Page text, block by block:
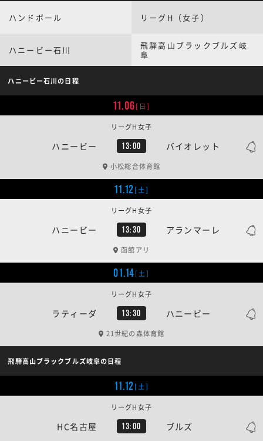
ハンドボール リーグH（女子）
ハニービー石川
飛騨高山ブラックブルズ岐
阜
ハニービー石川の日程
11.06[日]
ハニービー 13:00 バイオレット
リーグH女子
小松総合体育館
11.12[土]
ハニービー 13:30 アランマーレ
リーグH女子
函館アリ
01.14[土]
ラティーダ 13:30 ハニービー
リーグH女子
21世紀の森体育館
飛騨高山ブラックブルズ岐阜の日程
11.12[土]
HC名古屋 13:00 ブルズ
リーグH女子